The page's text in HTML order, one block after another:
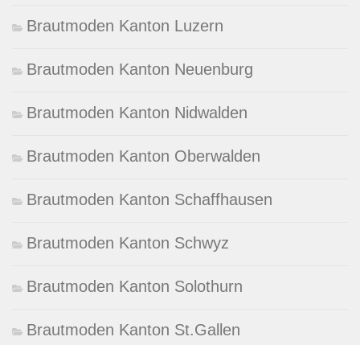
Brautmoden Kanton Luzern
Brautmoden Kanton Neuenburg
Brautmoden Kanton Nidwalden
Brautmoden Kanton Oberwalden
Brautmoden Kanton Schaffhausen
Brautmoden Kanton Schwyz
Brautmoden Kanton Solothurn
Brautmoden Kanton St.Gallen